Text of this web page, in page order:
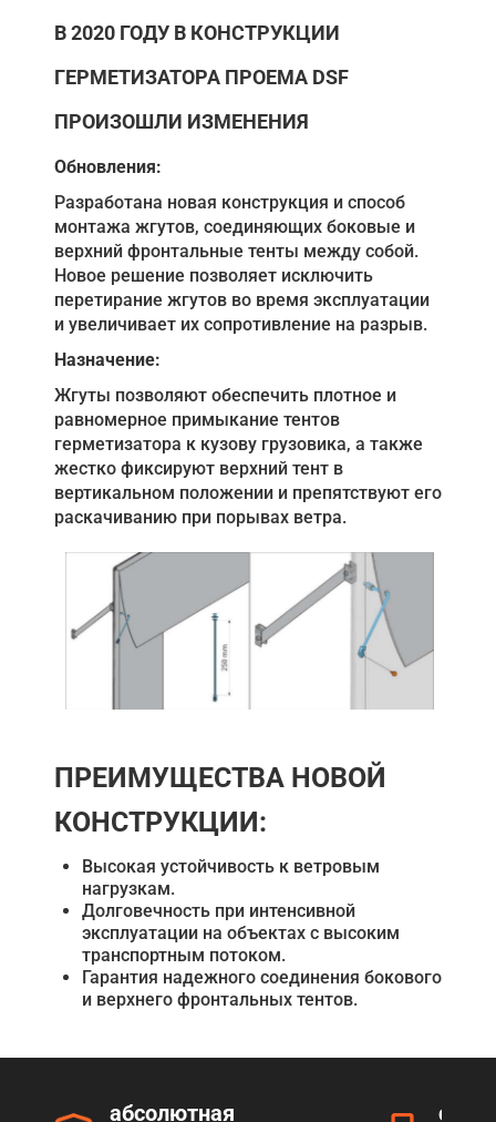
В 2020 ГОДУ В КОНСТРУКЦИИ
ГЕРМЕТИЗАТОРА ПРОЕМА DSF
ПРОИЗОШЛИ ИЗМЕНЕНИЯ
Обновления:
Разработана новая конструкция и способ
монтажа жгутов, соединяющих боковые и
верхний фронтальные тенты между собой.
Новое решение позволяет исключить
перетирание жгутов во время эксплуатации
и увеличивает их сопротивление на разрыв.
Назначение:
Жгуты позволяют обеспечить плотное и
равномерное примыкание тентов
герметизатора к кузову грузовика, а также
жестко фиксируют верхний тент в
вертикальном положении и препятствуют его
раскачиванию при порывах ветра.
ПРЕИМУЩЕСТВА НОВОЙ
КОНСТРУКЦИИ:
Высокая устойчивость к ветровым
нагрузкам.
Долговечность при интенсивной
эксплуатации на объектах с высоким
транспортным потоком.
Гарантия надежного соединения бокового
и верхнего фронтальных тентов.
абсолютная